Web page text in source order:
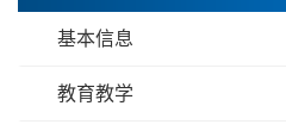
基本信息
教育教学